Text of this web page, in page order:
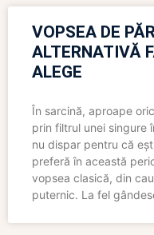
VOPSEA DE
ALTERNATIVĂ
ALEGE
În sarcină, aproape
prin filtrul unei singure
nu dispar pentru că
preferă în această
vopsea clasică, din
puternic. La fel